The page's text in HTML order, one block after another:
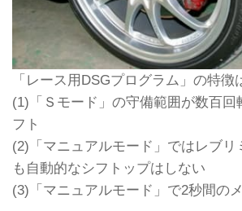
「レース用DSGプログラム」の特徴
(1)「Ｓモード」の守備範囲が数百回
フト
(2)「マニュアルモード」ではレブリ
も自動的なシフトップはしない
(3)「マニュアルモード」で2秒間の